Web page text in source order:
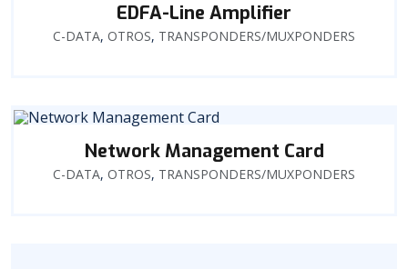
EDFA-Line Amplifier
C-DATA, OTROS, TRANSPONDERS/MUXPONDERS
Network Management Card
C-DATA, OTROS, TRANSPONDERS/MUXPONDERS